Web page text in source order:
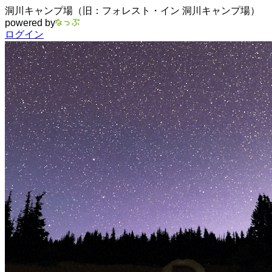
洞川キャンプ場（旧：フォレスト・イン 洞川キャンプ場）
powered by
ログイン